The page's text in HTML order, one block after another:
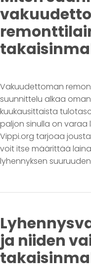
Vakuudettoman
suunnittelu alkaa
kuukausittaista
paljon sinulla on varaa
Vippi.org tarjoaa
voit itse määrittää
lyhennyksen
ja niiden